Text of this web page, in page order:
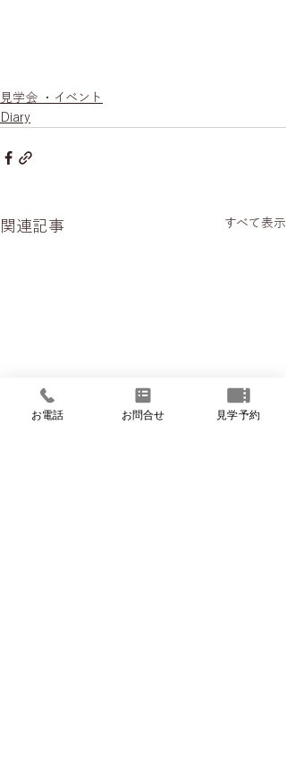
見学会 ・イベント
Diary
関連記事 すべて表示
お電話 お問合せ 見学予約